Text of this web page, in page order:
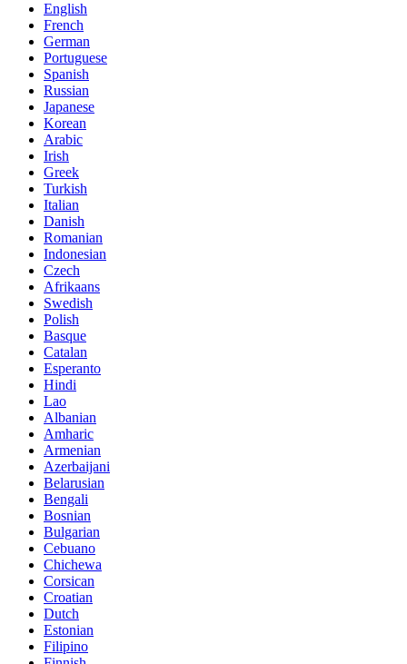
English
French
German
Portuguese
Spanish
Russian
Japanese
Korean
Arabic
Irish
Greek
Turkish
Italian
Danish
Romanian
Indonesian
Czech
Afrikaans
Swedish
Polish
Basque
Catalan
Esperanto
Hindi
Lao
Albanian
Amharic
Armenian
Azerbaijani
Belarusian
Bengali
Bosnian
Bulgarian
Cebuano
Chichewa
Corsican
Croatian
Dutch
Estonian
Filipino